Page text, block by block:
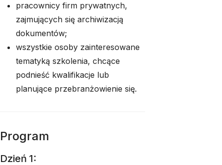
pracownicy firm prywatnych,
zajmujących się archiwizacją
dokumentów;
wszystkie osoby zainteresowane
tematyką szkolenia, chcące
podnieść kwalifikacje lub
planujące przebranżowienie się.
Program
Dzień 1: